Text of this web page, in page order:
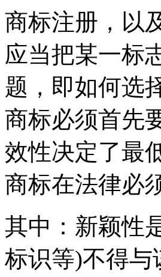
商标注册，以
应当把某一标
题，即如何选
商标必须首先
效性决定了最
商标在法律必
其中：新颖性
标识等)不得与